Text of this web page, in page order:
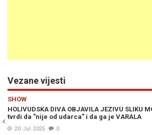
Vezane vijesti
ESTRADA
IZGLEDA NEVJEROVATNO: Hrvatska
ekrana, evo kako izgleda danas...
29. Nov. 2024